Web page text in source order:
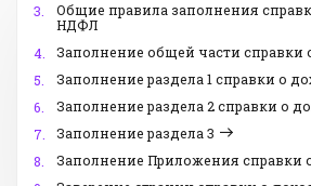
3.
Общие правила заполнения
НДФЛ
4.
Заполнение общей части справки
5.
Заполнение раздела 1 справки о
6.
Заполнение раздела 2 справки о
7.
Заполнение раздела 3
8.
Заполнение Приложения справки